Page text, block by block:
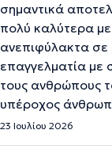
σημαντικά
πολύ καλύτερα
ανεπιφύλακτα σε
επαγγελματία με
τους ανθρώπους
υπέροχος
23 Ιουλίου 2026